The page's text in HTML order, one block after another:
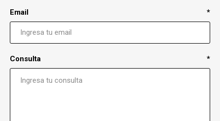
Email *
Consulta *